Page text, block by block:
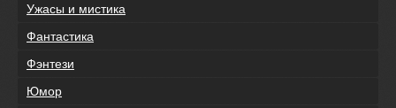
Ужасы и мистика
Фантастика
Фэнтези
Юмор